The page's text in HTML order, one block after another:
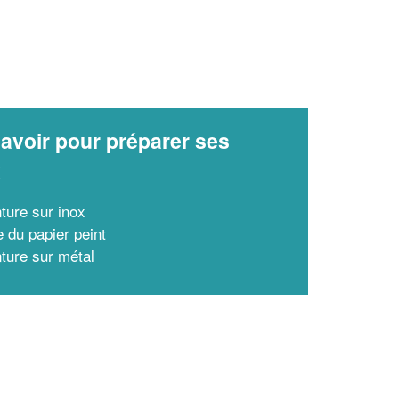
pour préparer ses
sur inox
du papier peint
sur métal